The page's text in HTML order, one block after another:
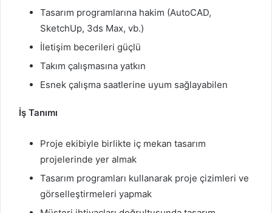
Tasarım programlarına hakim (AutoCAD,
SketchUp, 3ds Max, vb.)
İletişim becerileri güçlü
Takım çalışmasına yatkın
Esnek çalışma saatlerine uyum sağlayabilen
İş Tanımı
Proje ekibiyle birlikte iç mekan tasarım
projelerinde yer almak
Tasarım programları kullanarak proje çizimleri ve
görselleştirmeleri yapmak